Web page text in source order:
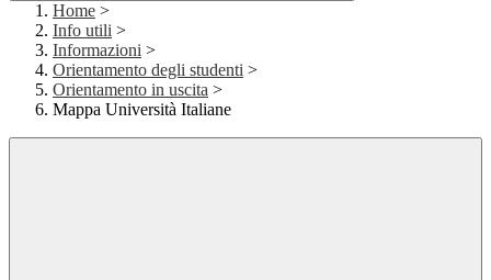
Home >
Info utili >
Informazioni >
Orientamento degli studenti >
Orientamento in uscita >
Mappa Università Italiane